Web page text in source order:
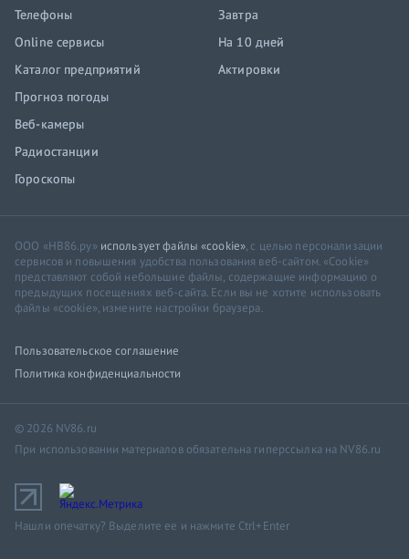
Телефоны
Online сервисы
Каталог предприятий
Прогноз погоды
Веб-камеры
Радиостанции
Гороскопы
Завтра
На 10 дней
Актировки
ООО «НВ86.ру» использует файлы «cookie», с целью персонализации
сервисов и повышения удобства пользования веб-сайтом. «Cookie»
представляют собой небольшие файлы, содержащие информацию о
предыдущих посещениях веб-сайта. Если вы не хотите использовать
файлы «cookie», измените настройки браузера.
Пользовательское соглашение
Политика конфиденциальности
© 2026 NV86.ru
При использовании материалов обязательна гиперссылка на NV86.ru
Нашли опечатку? Выделите ее и нажмите Ctrl+Enter